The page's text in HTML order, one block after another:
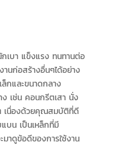
บา แข็งแรง ทนทานต่อ
านก่อสร้างอื่นๆได้อย่าง
กและขนาดกลาง
ง เช่น คอนกรีตเสา นั่ง
เนื่องด้วยคุณสมบัติที่ดี
บน เป็นเหล็กที่มี
าดูข้อดีของการใช้งาน